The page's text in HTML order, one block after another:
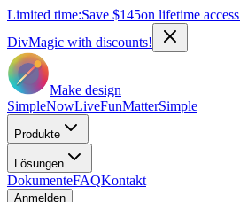
Limited time:Save $145on lifetime access
DivMagic with discounts!
Make design
SimpleNowLiveFunMatterSimple
Produkte
Lösungen
DokumenteFAQKontakt
Anmelden